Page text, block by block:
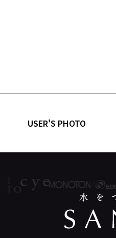
USER'S PHOTO